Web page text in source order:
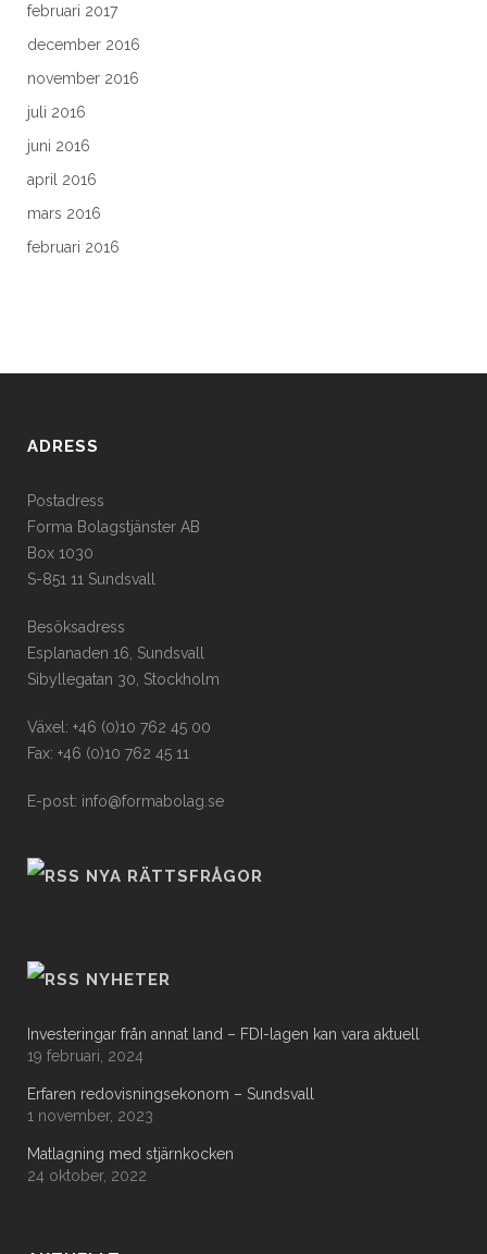
februari 2017
december 2016
november 2016
juli 2016
juni 2016
april 2016
mars 2016
februari 2016
ADRESS
Postadress
Forma Bolagstjänster AB
Box 1030
S-851 11 Sundsvall
Besöksadress
Esplanaden 16, Sundsvall
Sibyllegatan 30, Stockholm
Växel: +46 (0)10 762 45 00
Fax: +46 (0)10 762 45 11
E-post: info@formabolag.se
NYA RÄTTSFRÅGOR
NYHETER
Investeringar från annat land – FDI-lagen kan vara aktuell
19 februari, 2024
Erfaren redovisningsekonom – Sundsvall
1 november, 2023
Matlagning med stjärnkocken
24 oktober, 2022